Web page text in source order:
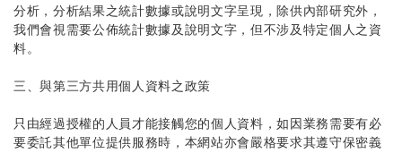
分析，分析結果之統計數據或說明文字呈現，除供內部研究外，
我們會視需要公佈統計數據及說明文字，但不涉及特定個人之資
料。
三、與第三方共用個人資料之政策
只由經過授權的人員才能接觸您的個人資料，如因業務需要有必
要委託其他單位提供服務時，本網站亦會嚴格要求其遵守保密義